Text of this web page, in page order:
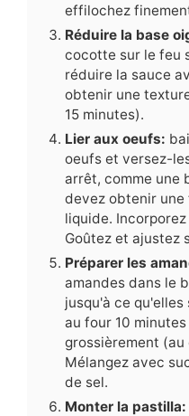
effilochez
Réduire la base
cocotte sur le feu
réduire la sauce
obtenir une
15 minutes).
Lier aux oeufs:
oeufs et versez-
arrêt, comme une
devez obtenir une
liquide.
Goûtez et ajustez
Préparer les
amandes dans le
jusqu'à ce
au four 10
grossièrement
Mélangez avec
de sel.
Monter la pastilla: